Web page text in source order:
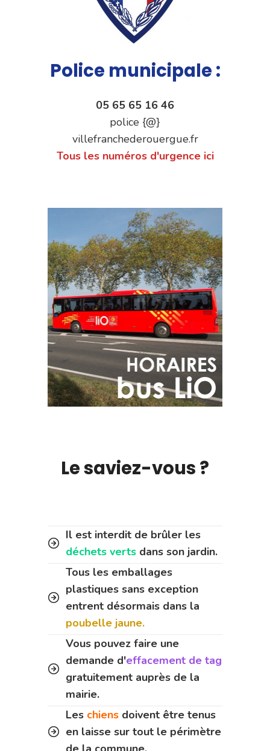
Police municipale :
05 65 65 16 46
police {@}
villefranchederouergue.fr
Tous les numéros d'urgence ici
Le saviez-vous ?
Il est interdit de brûler les
déchets verts dans son jardin.
Tous les emballages
plastiques sans exception
entrent désormais dans la
poubelle jaune.
Vous pouvez faire une
demande d'effacement de tag
gratuitement auprès de la
mairie.
Les chiens doivent être tenus
en laisse sur tout le périmètre